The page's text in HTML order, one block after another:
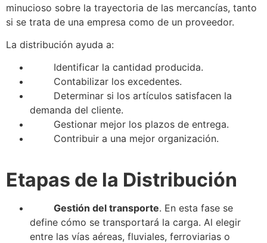
minucioso sobre la trayectoria de las mercancías, tanto
si se trata de una empresa como de un proveedor.
La distribución ayuda a:
Identificar la cantidad producida.
Contabilizar los excedentes.
Determinar si los artículos satisfacen la
demanda del cliente.
Gestionar mejor los plazos de entrega.
Contribuir a una mejor organización.
Etapas de la Distribución
Gestión del transporte. En esta fase se
define cómo se transportará la carga. Al elegir
entre las vías aéreas, fluviales, ferroviarias o